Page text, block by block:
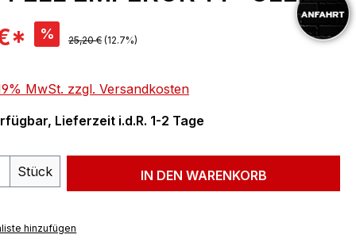
% Regulärer Preis:
25,20 € (12.7%)
MwSt. zzgl. Versandkosten
Lieferzeit i.d.R. 1-2 Tage
Anzahl: Gib den gewünschten Wert
Stück IN DEN WARENKORB
hinzufügen